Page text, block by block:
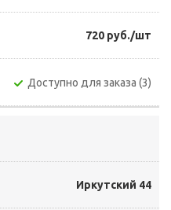
720 руб./шт
Доступно для заказа (3)
Иркутский 44